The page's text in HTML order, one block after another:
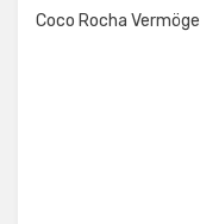
Coco Rocha